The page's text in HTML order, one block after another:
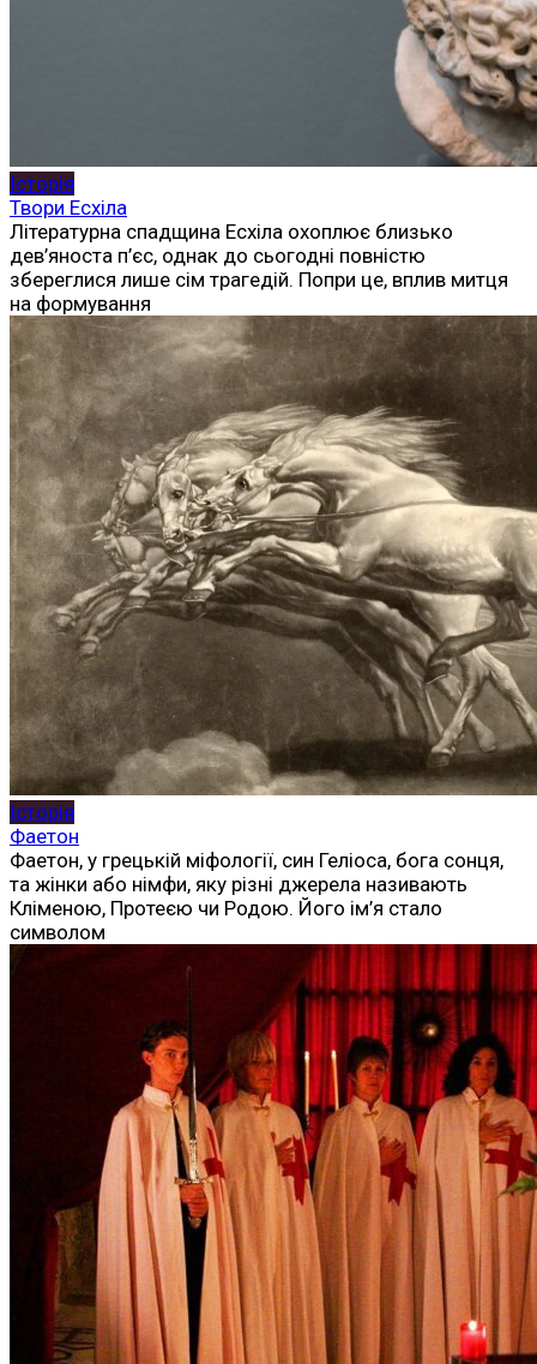
Історія
Твори Есхіла
Літературна спадщина Есхіла охоплює близько
дев’яноста п’єс, однак до сьогодні повністю
збереглися лише сім трагедій. Попри це, вплив митця
на формування
Історія
Фаетон
Фаетон, у грецькій міфології, син Геліоса, бога сонця,
та жінки або німфи, яку різні джерела називають
Кліменою, Протеєю чи Родою. Його ім’я стало
символом